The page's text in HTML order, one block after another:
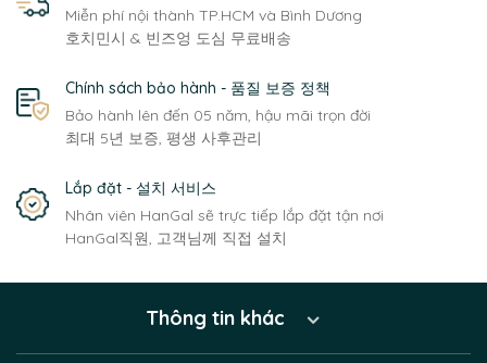
Miễn phí nội thành TP.HCM và Bình Dương
호치민시 & 빈즈엉 도심 무료배송
Chính sách bảo hành - 품질 보증 정책
Bảo hành lên đến 05 năm, hậu mãi trọn đời
최대 5년 보증, 평생 사후관리
Lắp đặt - 설치 서비스
Nhân viên HanGal sẽ trực tiếp lắp đặt tận nơi
HanGal직원, 고객님께 직접 설치
Thông tin khác